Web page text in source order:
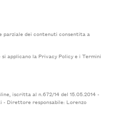
parziale dei contenuti consentita a
applicano la Privacy Policye i Termini
iscritta al n.672/14 del 15.05.2014 -
- Direttore responsabile: Lorenzo